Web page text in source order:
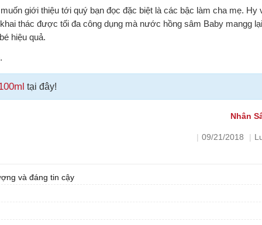
giới thiệu tới quý bạn đọc đặc biệt là các bậc làm cha mẹ. Hy
thác được tối đa công dụng mà nước hồng sâm Baby mangg
hiệu quả.
tại đây!
Nhân
| 09/21/2018 |
và đáng tin cậy